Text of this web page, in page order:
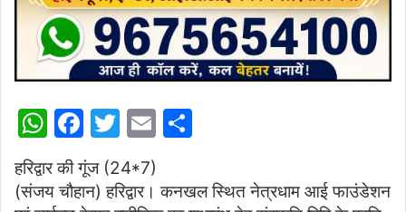
W
at
F
a
c
T
itt
E
ai ar
हरिद्वार की गूंज (24*7)
(संजय चौहान) हरिद्वार। कनखल स्थित नेत्रधाम आई फाउंडेशन